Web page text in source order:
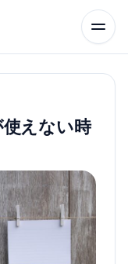
えない時